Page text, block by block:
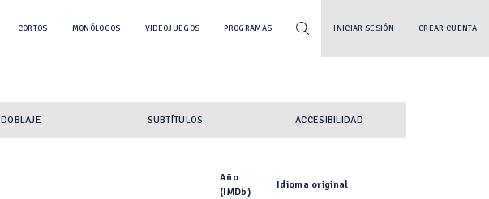
CORTOS MONÓLOGOS VIDEOJUEGOS PROGRAMAS INICIAR SESIÓN CREAR CUENTA
DOBLAJE SUBTÍTULOS ACCESIBILIDAD
Año
(IMDb)
Idioma original